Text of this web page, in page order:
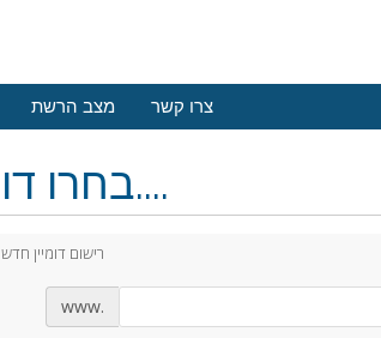
מצב הרשת צרו קשר
בחרו דומיין....
רישום דומיין חדש
www.